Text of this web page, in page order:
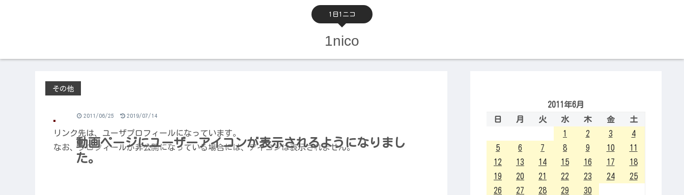
1日1ニコ
1nico
動画ページにユーザーアイコンが表示されるようになりまし
た。
その他
2011/06/25 2019/07/14
リンク先は、ユーザプロフィールになっています。
なお、プロフィールが非公開になっている場合には、アイコンは表示されません。
2011年6月
日
月 火 水 木 金
土
1
2 3
4
5
6 7 8 9 10
11
12
13 14 15 16 17
18
19
20 21 22 23 24
25
26
27 28 29 30